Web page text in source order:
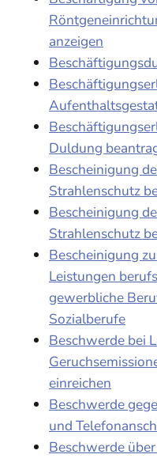
anzeigen
Duldung
Bescheinigung
Strahlenschutz
Bescheinigung
Strahlenschutz
Bescheinigung
Leistungen
gewerbliche
Sozialberufe
Beschwerde bei
einreichen
Beschwerde
und
Beschwerde